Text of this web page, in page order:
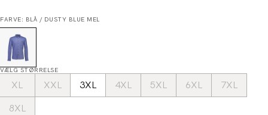
FARVE: BLÅ / DUSTY BLUE MEL
VÆLG STØRRELSE
XL XXL 3XL 4XL 5XL 6XL
7XL
8XL